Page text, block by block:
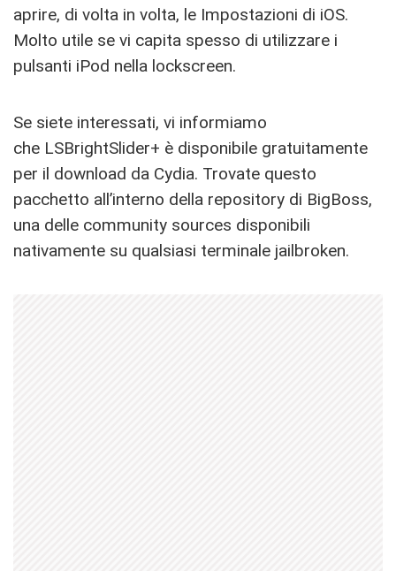
aprire, di volta in volta, le Impostazioni di iOS.
Molto utile se vi capita spesso di utilizzare i
pulsanti iPod nella lockscreen.
Se siete interessati, vi informiamo
che LSBrightSlider+ è disponibile gratuitamente
per il download da Cydia. Trovate questo
pacchetto all’interno della repository di BigBoss,
una delle community sources disponibili
nativamente su qualsiasi terminale jailbroken.